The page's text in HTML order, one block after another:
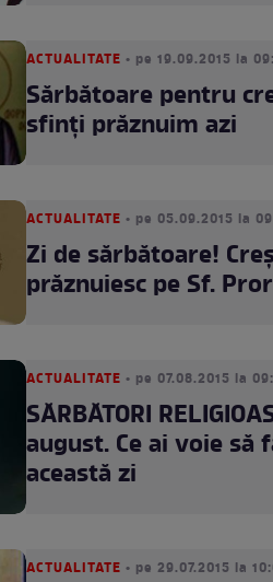
ACTUALITATE • pe 19.09.2015 la
Sărbătoare pentru
sfinţi prăznuim azi
ACTUALITATE • pe 05.09.2015 la
Zi de sărbătoare!
prăznuiesc pe Sf.
ACTUALITATE • pe 07.08.2015 la
SĂRBĂTORI
august. Ce ai voie să
această zi
ACTUALITATE • pe 29.07.2015 la